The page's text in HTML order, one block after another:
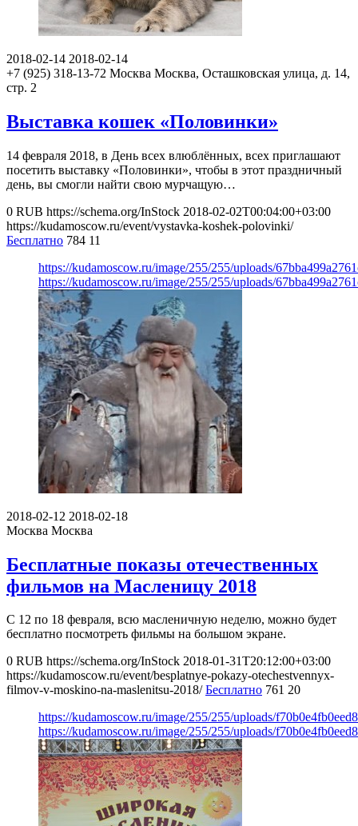
2018-02-14 2018-02-14
+7 (925) 318-13-72 Москва Москва, Осташковская улица, д. 14,
стр. 2
Выставка кошек «Половинки»
14 февраля 2018, в День всех влюблённых, всех приглашают
посетить выставку «Половинки», чтобы в этот праздничный
день, вы смогли найти свою мурчащую…
0 RUB https://schema.org/InStock 2018-02-02T00:04:00+03:00
https://kudamoscow.ru/event/vystavka-koshek-polovinki/
Бесплатно 784 11
https://kudamoscow.ru/image/255/255/uploads/
https://kudamoscow.ru/image/255/255/uploads/
2018-02-12 2018-02-18
Москва Москва
Бесплатные показы отечественных
фильмов на Масленицу 2018
С 12 по 18 февраля, всю масленичную неделю, можно будет
бесплатно посмотреть фильмы на большом экране.
0 RUB https://schema.org/InStock 2018-01-31T20:12:00+03:00
https://kudamoscow.ru/event/besplatnye-pokazy-otechestvennyx-
filmov-v-moskino-na-maslenitsu-2018/ Бесплатно 761 20
https://kudamoscow.ru/image/255/255/uploads/
https://kudamoscow.ru/image/255/255/uploads/